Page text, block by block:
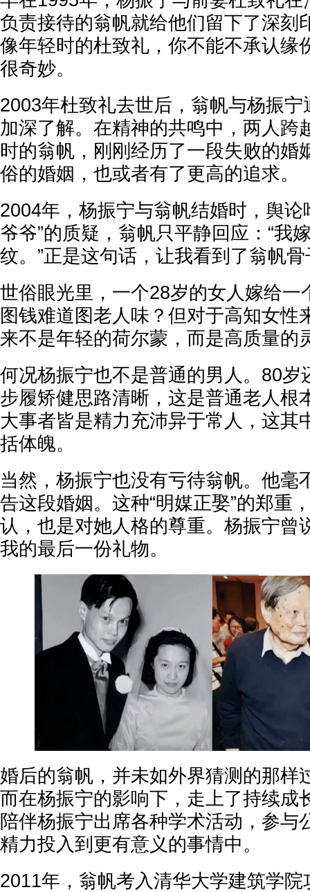
负责接待的翁帆就给他们留下了深刻
像年轻时的杜致礼，你不能不承认缘
很奇妙。
2003年杜致礼去世后，翁帆与杨振
加深了解。在精神的共鸣中，两人跨
时的翁帆，刚刚经历了一段失败的婚
俗的婚姻，也或者有了更高的追求。
2004年，杨振宁与翁帆结婚时，舆论
爷爷”的质疑，翁帆只平静回应：“我
纹。”正是这句话，让我看到了翁帆
世俗眼光里，一个28岁的女人嫁给一
图钱难道图老人味？但对于高知女性
来不是年轻的荷尔蒙，而是高质量的
何况杨振宁也不是普通的男人。80岁
步履矫健思路清晰，这是普通老人根
大事者皆是精力充沛异于常人，这其
括体魄。
当然，杨振宁也没有亏待翁帆。他毫
告这段婚姻。这种“明媒正娶”的郑重
认，也是对她人格的尊重。杨振宁曾
我的最后一份礼物。
婚后的翁帆，并未如外界猜测的那样
而在杨振宁的影响下，走上了持续成
陪伴杨振宁出席各种学术活动，参与
精力投入到更有意义的事情中。
2011年，翁帆考入清华大学建筑学